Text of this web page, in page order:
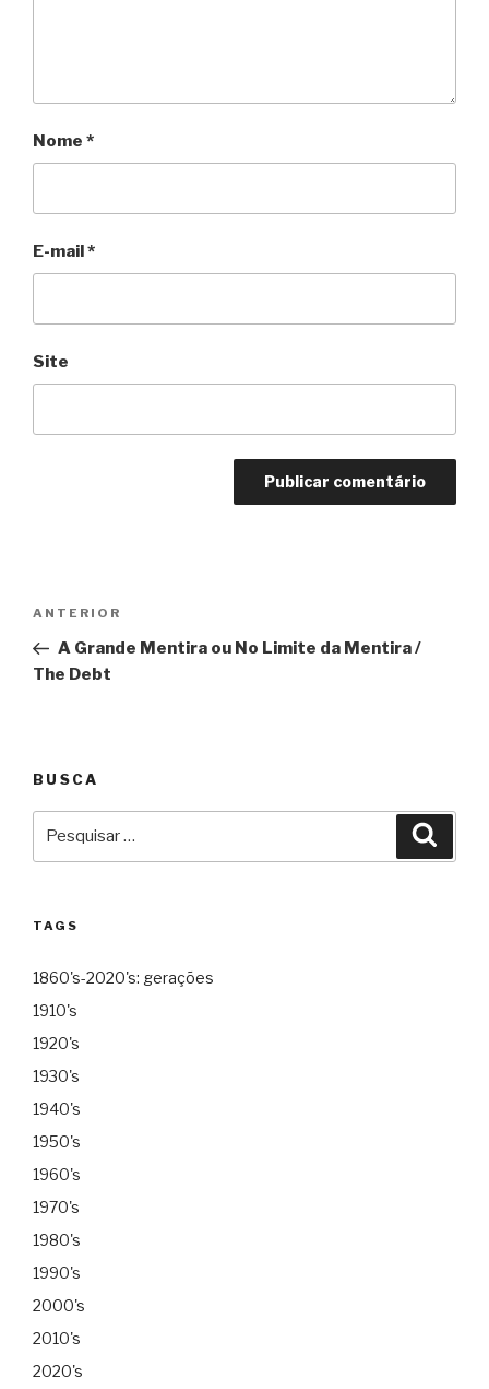
Nome *
E-mail*
Site
Post
Anterior
ANTERIOR
A Grande Mentira ou No Limite da Mentira /
The Debt
BUSCA
TAGS
1860's-2020's: gerações
1910's
1920's
1930's
1940's
1950's
1960's
1970's
1980's
1990's
2000's
2010's
2020's